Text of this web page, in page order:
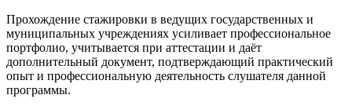
Прохождение стажировки в ведущих государственных и
муниципальных учреждениях усиливает профессиональное
портфолио, учитывается при аттестации и даёт
дополнительный документ, подтверждающий практический
опыт и профессиональную деятельность слушателя данной
программы.